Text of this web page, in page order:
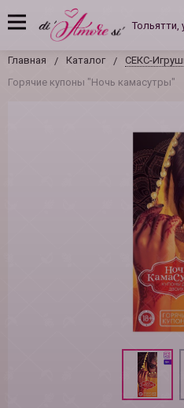
Тольятти,
Главная Каталог СЕКС-
Горячие купоны "Ночь камасутры"